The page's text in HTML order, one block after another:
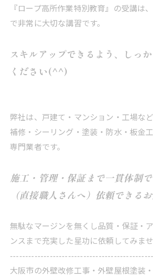
『ロープ高所作業特別教育』の受講は
で非常に大切な講習です。
スキルアップできるよう、しっ
ください(^^)
弊社は、戸建て・マンション・工場な
補修・シーリング・塗装・防水・板金
専門業者です。
施工・管理・保証まで一貫体制
（直接職人さんへ）依頼できる
無駄なマージンを無くし品質・保証・
ンスまで充実した星功に依頼してみま
大阪市の外壁改修工事・外壁屋根塗装